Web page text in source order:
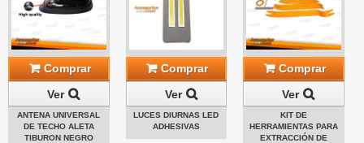
Comprar
Ver
ANTENA UNIVERSAL
DE TECHO ALETA
TIBURON NEGRO
Comprar
Ver
LUCES DIURNAS LED
ADHESIVAS
Comprar
Ver
KIT DE
HERRAMIENTAS PARA
EXTRACCIÓN DE